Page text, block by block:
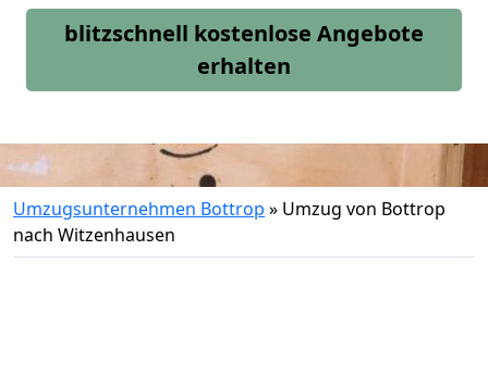
blitzschnell kostenlose Angebote
erhalten
Umzugsunternehmen Bottrop » Umzug von Bottrop
nach Witzenhausen